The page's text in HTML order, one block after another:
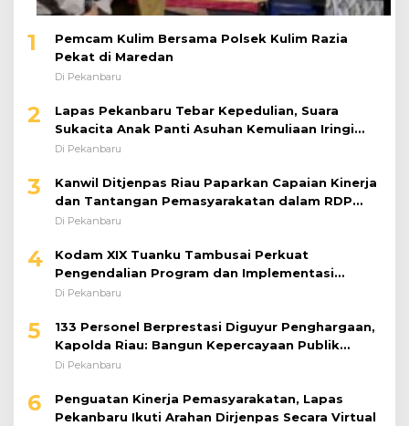
1
Pemcam Kulim Bersama Polsek Kulim Razia
Pekat di Maredan
Di Pekanbaru
2
Lapas Pekanbaru Tebar Kepedulian, Suara
Sukacita Anak Panti Asuhan Kemuliaan Iringi
Bantuan Sosial
Di Pekanbaru
3
Kanwil Ditjenpas Riau Paparkan Capaian Kinerja
dan Tantangan Pemasyarakatan dalam RDP
Bersama Komisi XIII DPR RI
Di Pekanbaru
4
Kodam XIX Tuanku Tambusai Perkuat
Pengendalian Program dan Implementasi
Doktrin TNI AD
Di Pekanbaru
5
133 Personel Berprestasi Diguyur Penghargaan,
Kapolda Riau: Bangun Kepercayaan Publik
dengan Karya Nyata
Di Pekanbaru
6
Penguatan Kinerja Pemasyarakatan, Lapas
Pekanbaru Ikuti Arahan Dirjenpas Secara Virtual